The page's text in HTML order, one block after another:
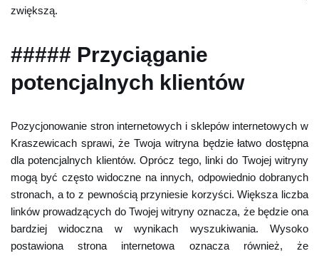
zwiększą.
##### Przyciąganie
potencjalnych klientów
Pozycjonowanie stron internetowych i sklepów internetowych w
Kraszewicach sprawi, że Twoja witryna będzie łatwo dostępna
dla potencjalnych klientów. Oprócz tego, linki do Twojej witryny
mogą być często widoczne na innych, odpowiednio dobranych
stronach, a to z pewnością przyniesie korzyści. Większa liczba
linków prowadzących do Twojej witryny oznacza, że będzie ona
bardziej widoczna w wynikach wyszukiwania. Wysoko
postawiona strona internetowa oznacza również, że